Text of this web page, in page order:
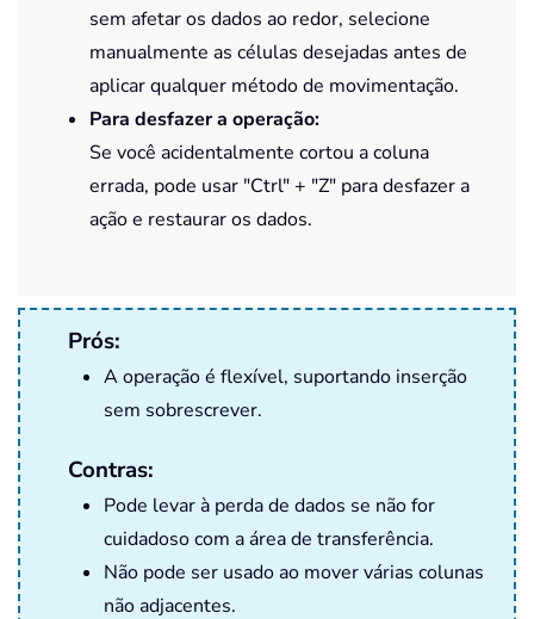
sem afetar os dados ao redor, selecione
manualmente as células desejadas antes de
aplicar qualquer método de movimentação.
Para desfazer a operação:
Se você acidentalmente cortou a coluna
errada, pode usar "Ctrl" + "Z" para desfazer a
ação e restaurar os dados.
Prós:
A operação é flexível, suportando inserção
sem sobrescrever.
Contras:
Pode levar à perda de dados se não for
cuidadoso com a área de transferência.
Não pode ser usado ao mover várias colunas
não adjacentes.